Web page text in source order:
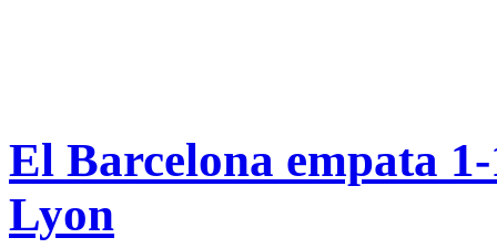
El Barcelona empata
Lyon